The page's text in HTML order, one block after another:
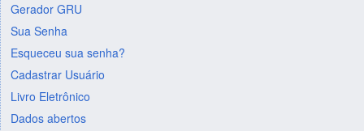
Gerador GRU
Sua Senha
Esqueceu sua senha?
Cadastrar Usuário
Livro Eletrônico
Dados abertos